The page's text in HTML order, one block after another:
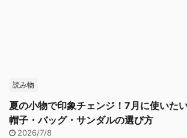
読み物
夏の小物で印象チェンジ！7月に使いた
帽子・バッグ・サンダルの選び方
2026/7/8